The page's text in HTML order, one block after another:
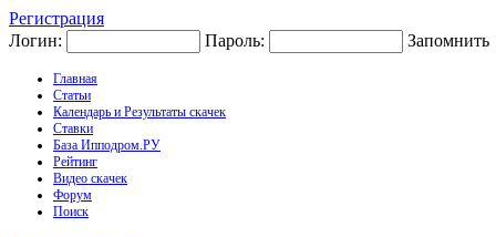
Регистрация
Логин:
Пароль: Запомнить
Главная
Статьи
Календарь и Результаты скачек
Ставки
База Ипподром.РУ
Рейтинг
Видео скачек
Форум
Поиск